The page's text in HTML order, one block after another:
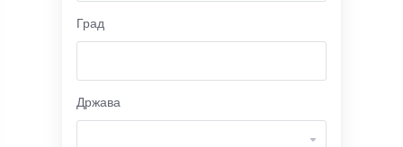
Град
Држава